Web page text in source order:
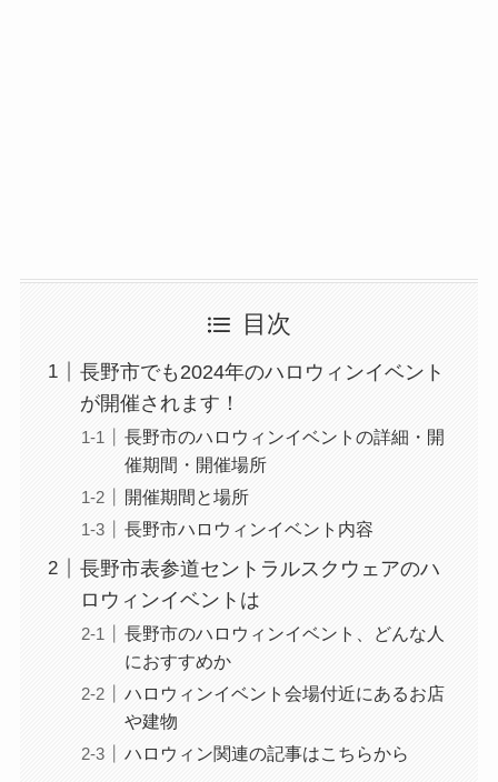
目次
長野市でも2024年のハロウィンイベント
が開催されます！
長野市のハロウィンイベントの詳細・開
催期間・開催場所
開催期間と場所
長野市ハロウィンイベント内容
長野市表参道セントラルスクウェアのハ
ロウィンイベントは
長野市のハロウィンイベント、どんな人
におすすめか
ハロウィンイベント会場付近にあるお店
や建物
ハロウィン関連の記事はこちらから